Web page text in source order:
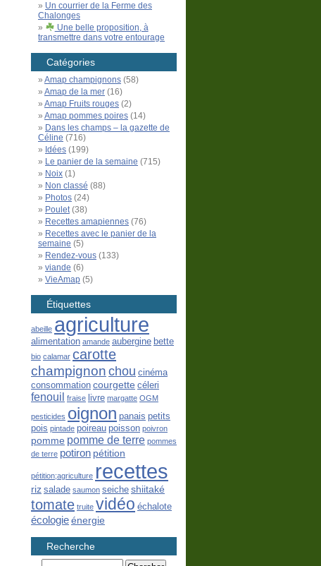
Un courrier de la Ferme des
Chalonges
Une belle proposition, à
transmettre dans votre entourage
Catégories
Amap champignons (58)
Amap de la mer (16)
Amap Fruits rouges (2)
Amap pommes poires (14)
Dans les champs – la gazette de
Céline (716)
Idées (199)
Le panier de la semaine (715)
Noix (1)
Non classé (88)
Photos (24)
Poulet(38)
Recettes amapiennes (76)
Recettes avec le panier de la
semaine (5)
Rendez-vous (133)
viande (6)
VieAmap (5)
Étiquettes
abeille agriculture
alimentation amande aubergine bette
bio calamar carotte
champignon chou cinéma
consommation courgette céleri
fenouil fraise livre margatte OGM
pesticides oignon panais petits
pois pintade poireau poisson poivron
pomme pomme de terre pommes
de terre potiron pétition
pétition;agriculture recettes
riz salade saumon seiche shiitaké
tomate truite vidéo échalote
écologieénergie
Recherche